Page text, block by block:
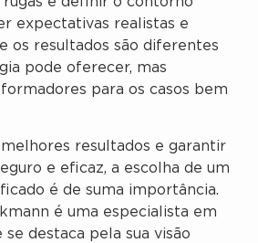
expectativas realistas e
os resultados são diferentes
pode oferecer, mas
para os casos bem
melhores resultados e garantir
e eficaz, a escolha de um
é de suma importância.
é uma especialista em
se destaca pela sua visão